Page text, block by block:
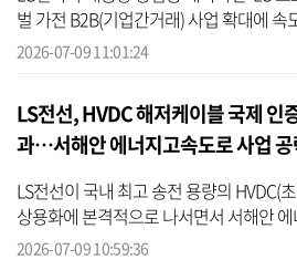
벌 가전 B2B(기업간거래) 사업 확대에 속
30·25·20kg 세탁기, 30·25kg 건조기, 세
2026-07-09 11:01:24
LS전선, HVDC 해저케이블 국제 인
과…서해안 에너지고속도로 사업
강화
LS전선이 국내 최고 송전 용량의 HVDC(
상용화에 본격적으로 나서면서 서해안
강화했다. LS전선은 9일 국내 최초로
2026-07-09 10:59:36